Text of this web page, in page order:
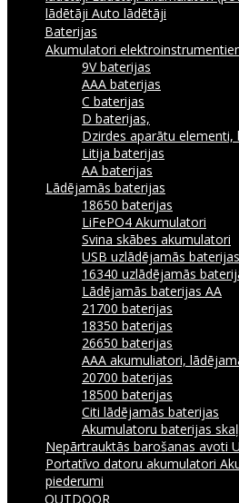
lādētāji Auto lādētāji
Baterijas
Akumulatori
9V baterijas
AAA baterijas
C baterijas
D baterijas,
Dzirdes aparātu elementi,
Litija baterijas
AA baterijas
Lādējamās baterijas
18650 baterijas
LiFePO4 Akumulatori
Svina skābes akumulatori
USB uzlādējamās baterijas
16340 uzlādējamās
Lādējamās baterijas AA
21700 baterijas
18350 baterijas
26650 baterijas
AAA akumuliatori,
20700 baterijas
18500 baterijas
Citi lādējamās baterijas
Akumulatoru baterijas
Nepārtrauktās barošanas avoti
Portatīvo datoru akumulatori
piederumi
OUTDOOR